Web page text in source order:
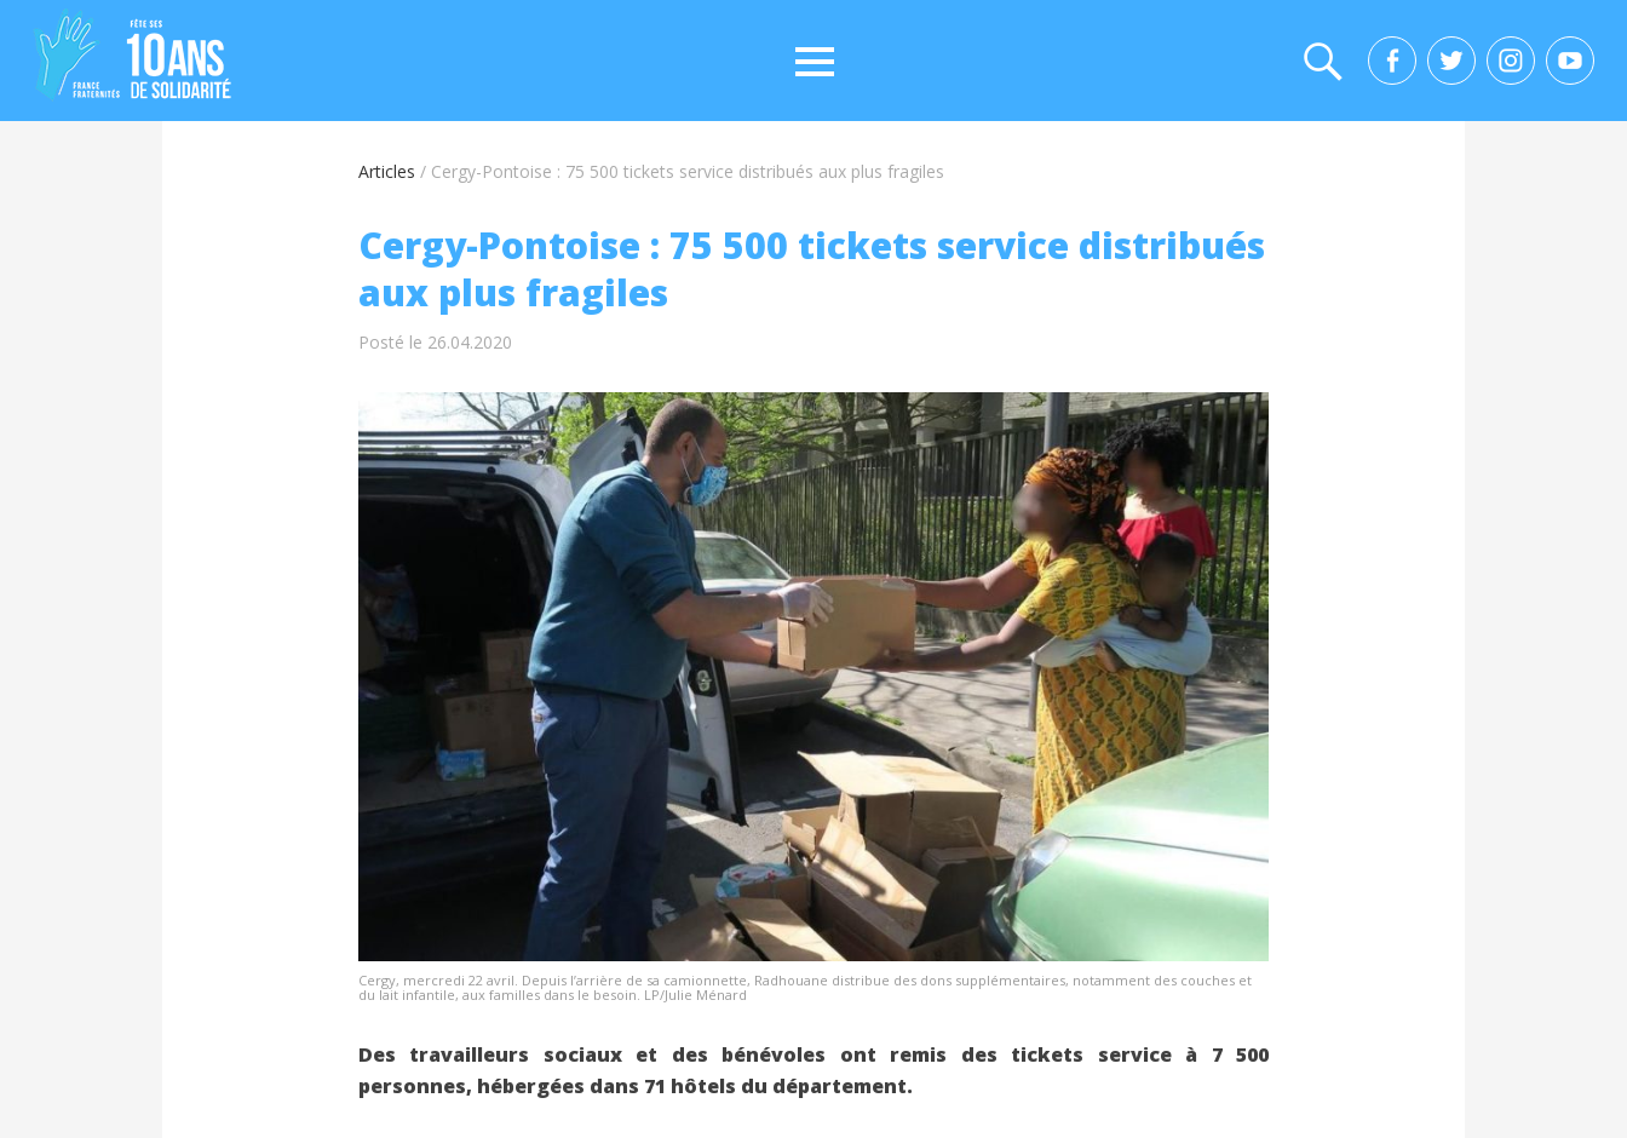
Articles / Cergy-Pontoise : 75 500 tickets service distribués aux plus fragiles
Cergy-Pontoise : 75 500 tickets service distribués
aux plus fragiles
Posté le 26.04.2020
Cergy, mercredi 22 avril. Depuis l’arrière de sa camionnette, Radhouane distribue des dons supplémentaires, notamment des couches et
du lait infantile, aux familles dans le besoin. LP/Julie Ménard
Des travailleurs sociaux et des bénévoles ont remis des tickets service à 7 500
personnes, hébergées dans 71 hôtels du département.